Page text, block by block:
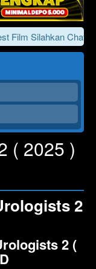
Film Silahkan Chat
( 2025 )
2
2 (